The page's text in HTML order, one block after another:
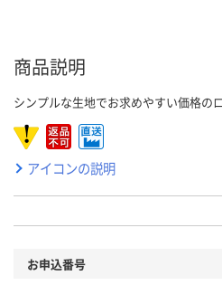
商品説明
シンプルな生地でお求めやすい価格の
アイコンの説明
お申込番号